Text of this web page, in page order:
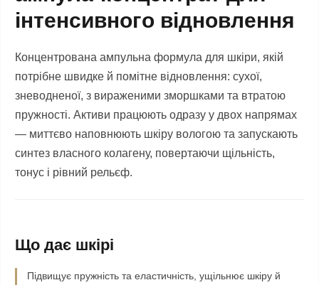
інтенсивного відновлення
Концентрована ампульна формула для шкіри, якій
потрібне швидке й помітне відновлення: сухої,
зневодненої, з вираженими зморшками та втратою
пружності. Активи працюють одразу у двох напрямах
— миттєво наповнюють шкіру вологою та запускають
синтез власного колагену, повертаючи щільність,
тонус і рівний рельєф.
Що дає шкірі
Підвищує пружність та еластичність, ущільнює шкіру й